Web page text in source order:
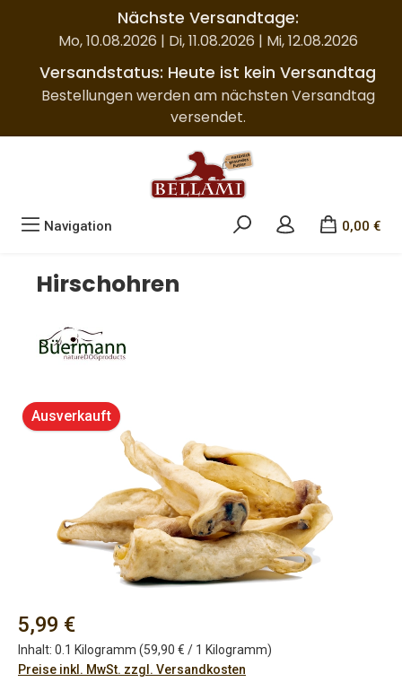
Zum Hauptinhalt springenNächste Versandtage:
Mo, 10.08.2026 | Di, 11.08.2026 | Mi, 12.08.2026
Versandstatus: Heute ist kein Versandtag
Bestellungen werden am nächsten Versandtag
versendet.
Navigation 0,00 €
Hirschohren
Bildergalerie überspringen
Ausverkauft
Regulärer Preis:
5,99 €
Inhalt: 0.1 Kilogramm (59,90 € / 1 Kilogramm)
Preise inkl. MwSt. zzgl. Versandkosten